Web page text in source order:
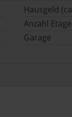
Hausgeld
Anzahl
Garage